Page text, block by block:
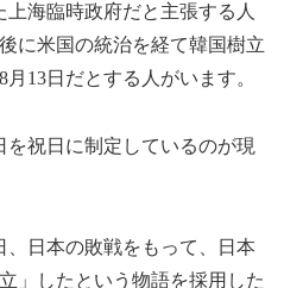
上海臨時政府だと主張する人
に米国の統治を経て韓国樹立
13日だとする人がいます。
を祝日に制定しているのが現
、日本の敗戦をもって、日本
」したという物語を採用した